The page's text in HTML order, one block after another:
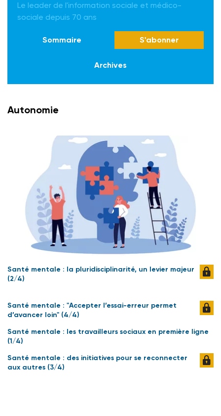
Le leader de l'information sociale et médico-
sociale depuis 70 ans
Sommaire S'abonner
Archives
Autonomie
Santé mentale : la pluridisciplinarité, un levier majeur
(2/4)
Santé mentale : "Accepter l’essai-erreur permet
d’avancer loin" (4/4)
Santé mentale : les travailleurs sociaux en première ligne
(1/4)
Santé mentale : des initiatives pour se reconnecter
aux autres (3/4)